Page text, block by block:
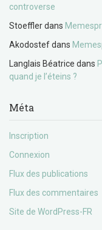
controverse
Stoefflerdans
Akodostefdans
Langlais Béatrice dans
quand je l’éteins ?
Méta
Inscription
Connexion
Flux des publications
Flux des commentaires
Site de WordPress-FR